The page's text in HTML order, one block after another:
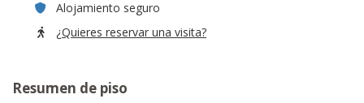
Alojamiento seguro
¿Quieres reservar una visita?
Resumen de piso